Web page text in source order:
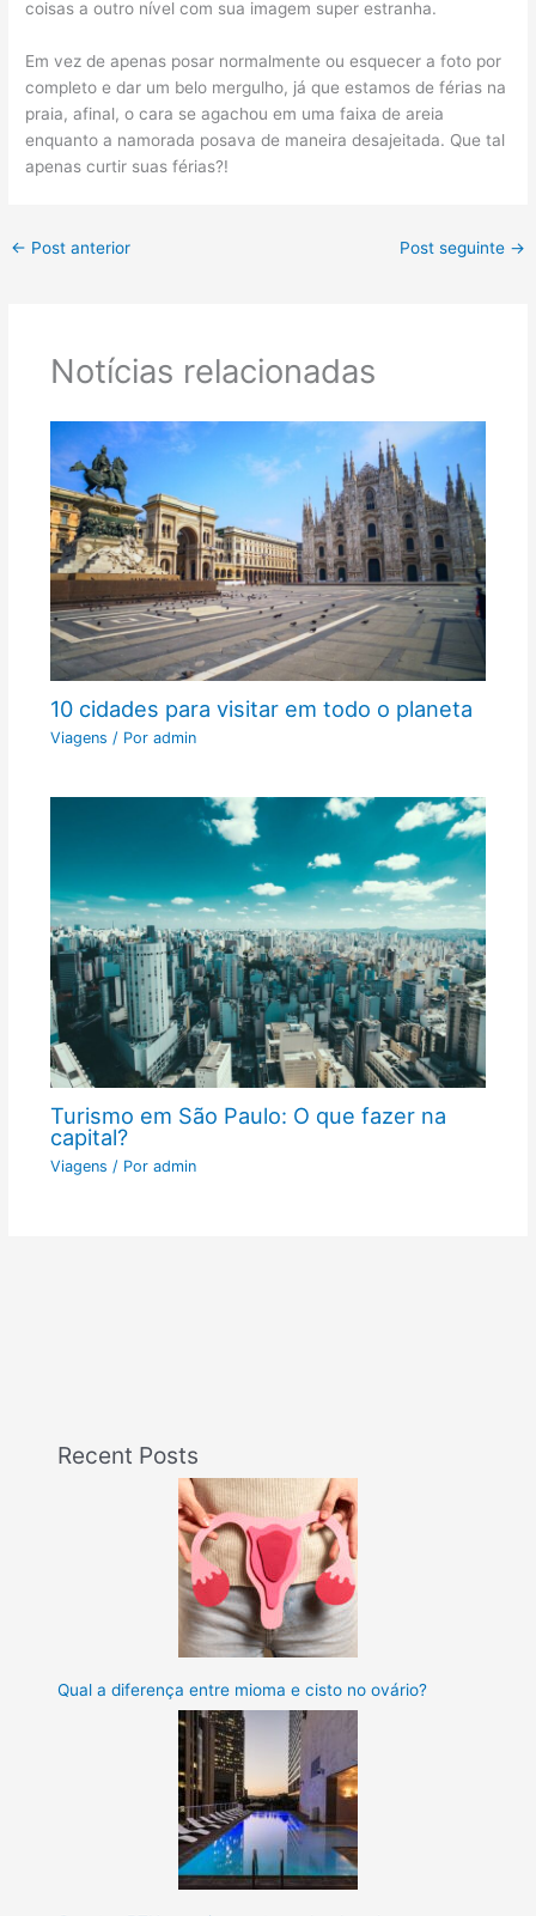
coisas a outro nível com sua imagem super estranha.
Em vez de apenas posar normalmente ou esquecer a foto por
completo e dar um belo mergulho, já que estamos de férias na
praia, afinal, o cara se agachou em uma faixa de areia
enquanto a namorada posava de maneira desajeitada. Que tal
apenas curtir suas férias?!
← Post anterior Post seguinte →
Notícias relacionadas
10 cidades para visitar em todo o planeta
Viagens / Por admin
Turismo em São Paulo: O que fazer na
capital?
Viagens / Por admin
Recent Posts
Qual a diferença entre mioma e cisto no ovário?